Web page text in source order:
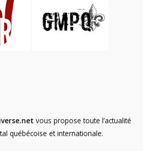
vous propose toute l’actualité
québécoise et internationale.